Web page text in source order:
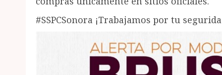
#SSPCSonora ¡Trabajamos por tu